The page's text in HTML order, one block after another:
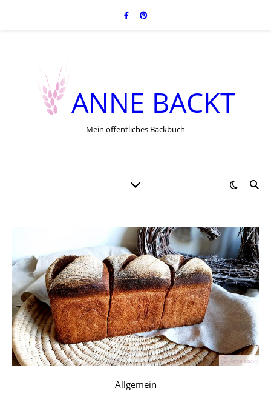
ANNE BACKT
Mein öffentliches Backbuch
Allgemein